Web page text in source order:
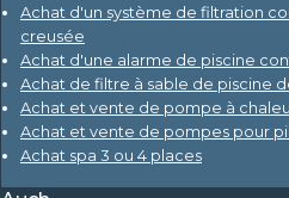
Achat d'un système de filtration
creusée
Achat d'une alarme de piscine
Achat de filtre à sable de piscine
Achat et vente de pompe à
Achat et vente de pompes pour
Achat spa 3 ou 4 places